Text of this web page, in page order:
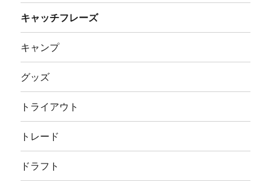
キャッチフレーズ
キャンプ
グッズ
トライアウト
トレード
ドラフト